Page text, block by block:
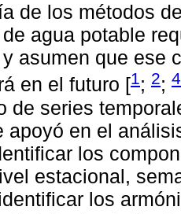
de los métodos
agua potable
asumen que ese
en el futuro [1; 2; 4
de series
apoyó en el
los
estacional,
los